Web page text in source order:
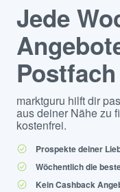
Jede
Postfach
marktguru hilft dir
aus deiner Nähe zu
kostenfrei.
Prospekte deiner
Wöchentlich die
Kein Cashback